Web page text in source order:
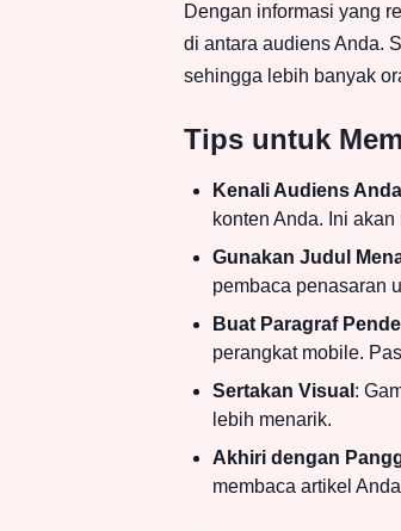
Dengan informasi yang
di antara audiens Anda.
sehingga lebih banyak
Tips untuk
Kenali Audiens Anda
konten Anda. Ini
Gunakan Judul
pembaca penasaran
Buat Paragraf
perangkat mobile.
Sertakan Visual :
lebih menarik.
Akhiri dengan
membaca artikel